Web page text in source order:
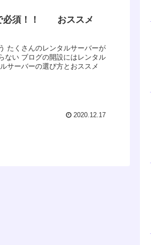
で必須！！ おススメ
たくさんのレンタルサーバーが
ない ブログの開設にはレンタル
サーバーの選び方とおススメ
2020.12.17